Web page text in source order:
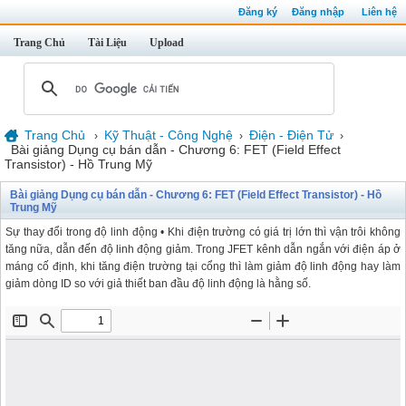
Đăng ký Đăng nhập Liên hệ
Trang Chủ Tài Liệu Upload
Trang Chủ › Kỹ Thuật - Công Nghệ › Điện - Điện Tử ›
Bài giảng Dụng cụ bán dẫn - Chương 6: FET (Field Effect
Transistor) - Hồ Trung Mỹ
Bài giảng Dụng cụ bán dẫn - Chương 6: FET (Field Effect Transistor) - Hồ
Trung Mỹ
Sự thay đổi trong độ linh động • Khi điện trường có giá trị lớn thì vận trôi không
tăng nữa, dẫn đến độ linh động giảm. Trong JFET kênh dẫn ngắn với điện áp ở
máng cố định, khi tăng điện trường tại cổng thì làm giảm độ linh động hay làm
giảm dòng ID so với giả thiết ban đầu độ linh động là hằng số.